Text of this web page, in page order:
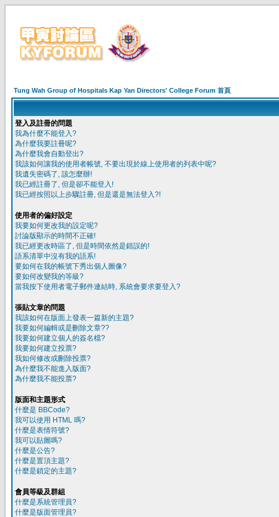
Tung Wah Group of Hospitals Kap Yan Directors' College Forum 首頁
登入及註冊的問題
我為什麼不能登入?
為什麼我要註冊呢?
為什麼我會自動登出?
我該如何讓我的使用者帳號, 不要出現於線上使用者的列表中呢?
我遺失密碼了, 該怎麼辦!
我已經註冊了, 但是卻不能登入!
我已經按照以上步驟註冊, 但是還是無法登入?!
使用者的偏好設定
我要如何更改我的設定呢?
討論版顯示的時間不正確!
我已經更改時區了, 但是時間依然是錯誤的!
語系清單中沒有我的語系!
要如何在我的帳號下秀出個人圖像?
要如何改變我的等級?
當我按下使用者電子郵件連結時, 系統會要求要登入?
張貼文章的問題
我該如何在版面上發表一篇新的主題?
我要如何編輯或是刪除文章??
我要如何建立個人的簽名檔?
我要如何建立投票?
我如何修改或刪除投票?
為什麼我不能進入版面?
為什麼我不能投票?
版面和主題形式
什麼是 BBCode?
我可以使用 HTML 嗎?
什麼是表情符號?
我可以貼圖嗎?
什麼是公告?
什麼是置頂主題?
什麼是鎖定的主題?
會員等級及群組
什麼是系統管理員?
什麼是版面管理員?